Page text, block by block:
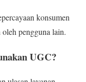
konsumen
pengguna lain.
UGC?